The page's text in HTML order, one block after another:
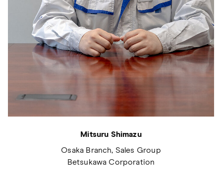
Mitsuru Shimazu
Osaka Branch, Sales Group
Betsukawa Corporation